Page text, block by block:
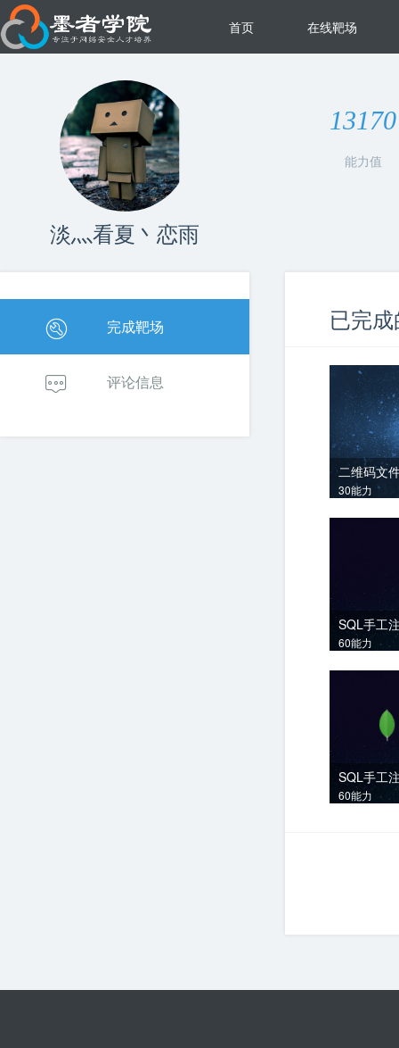
首页 在线靶场
淡灬看夏丶恋雨
13170
能力值
完成靶场
评论信息
已完
二维码文
30能力
SQL手工
60能力
60能力